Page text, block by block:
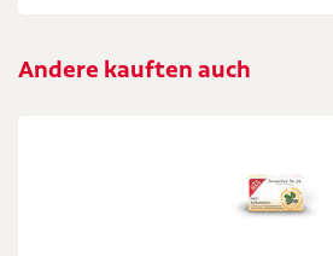
Andere kauften auch